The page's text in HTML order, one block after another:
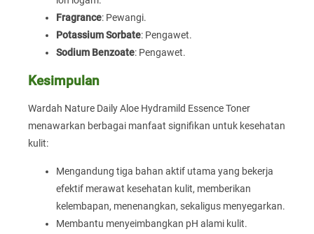
Fragrance: Pewangi.
Potassium Sorbate: Pengawet.
Sodium Benzoate: Pengawet.
Kesimpulan
Wardah Nature Daily Aloe Hydramild Essence Toner
menawarkan berbagai manfaat signifikan untuk kesehatan
kulit:
Mengandung tiga bahan aktif utama yang bekerja
efektif merawat kesehatan kulit, memberikan
kelembapan, menenangkan, sekaligus menyegarkan.
Membantu menyeimbangkan pH alami kulit.